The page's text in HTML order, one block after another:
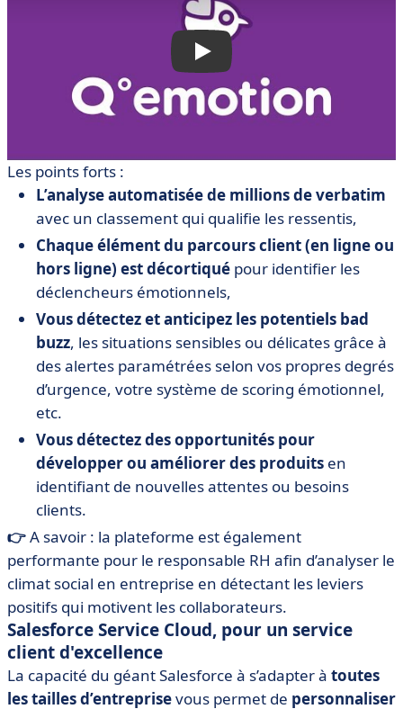
Les points forts :
L’analyse automatisée de millions de verbatim
avec un classement qui qualifie les ressentis,
Chaque élément du parcours client (en ligne ou
hors ligne) est décortiqué pour identifier les
déclencheurs émotionnels,
Vous détectez et anticipez les potentiels bad
buzz, les situations sensibles ou délicates grâce à
des alertes paramétrées selon vos propres degrés
d’urgence, votre système de scoring émotionnel,
etc.
Vous détectez des opportunités pour
développer ou améliorer des produits en
identifiant de nouvelles attentes ou besoins
clients.
👉A savoir : la plateforme est également
performante pour le responsable RH afin d’analyser le
climat social en entreprise en détectant les leviers
positifs qui motivent les collaborateurs.
Salesforce Service Cloud, pour un service
client d'excellence
La capacité du géant Salesforce à s’adapter à toutes
les tailles d’entreprisevous permet de personnaliser